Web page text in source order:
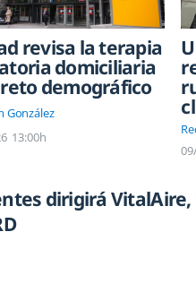
revisa la terapia
domiciliaria
demográfico
González
13:00h
dirigirá